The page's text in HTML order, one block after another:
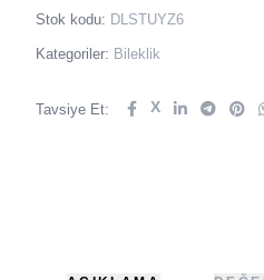
Stok kodu: DLSTUYZ6
Kategoriler: Bileklik
Tavsiye Et: X